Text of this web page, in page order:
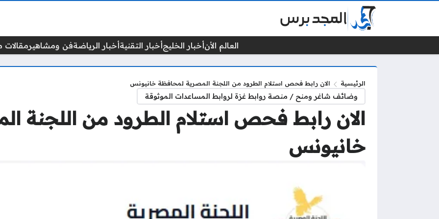
العالم الأنأخبار الخليجأخبار التقنيةأخبار الرياضةفن ومشاهيرمقالات
الرئيسية الان رابط فحص استلام الطرود من اللجنة المصرية لمحافظة خانيونس
وضائف شاغر ومنح / منصة روابط غزة لروابط المساعدات الموثوقة
الان رابط فحص استلام الطرود من اللجنة
خانيونس